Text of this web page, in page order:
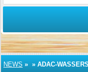
NEWS » » ADAC-